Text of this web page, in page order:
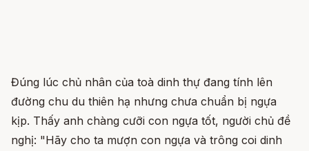
Đúng lúc chủ nhân của toà dinh thự đang tính lên
đường chu du thiên hạ nhưng chưa chuẩn bị ngựa
kịp. Thấy anh chàng cưỡi con ngựa tốt, người chủ đề
nghị: "Hãy cho ta mượn con ngựa và trông coi dinh